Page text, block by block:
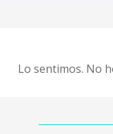
Lo sentimos. No